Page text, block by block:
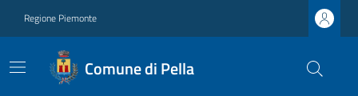
Regione Piemonte
Comune di Pella